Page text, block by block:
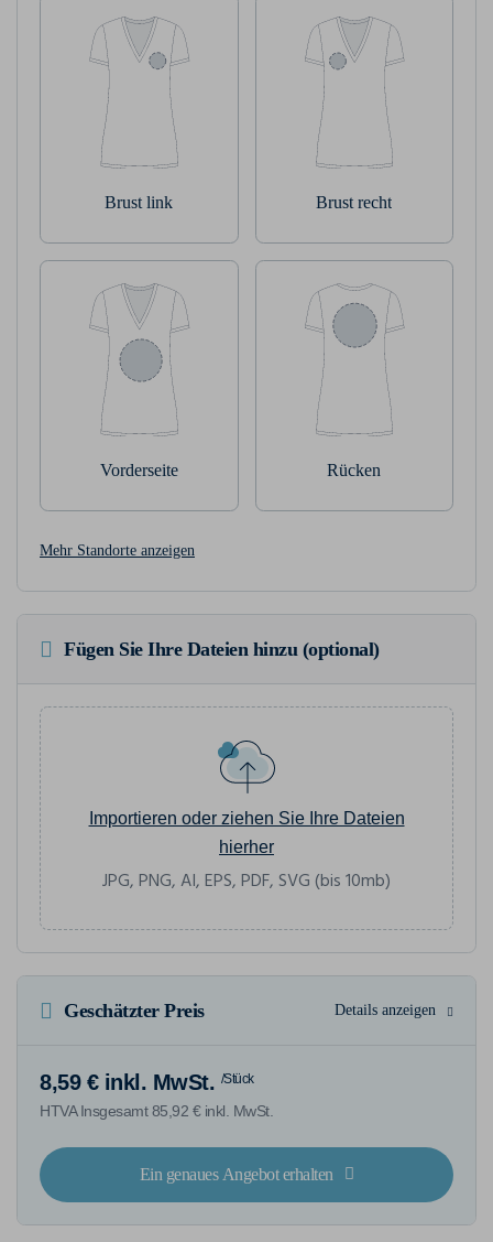
Brust link Brust recht
Vorderseite Rücken
Mehr Standorte anzeigen
Fügen Sie Ihre Dateien hinzu (optional)
Importieren oder ziehen Sie Ihre Dateien
hierher
JPG, PNG, AI, EPS, PDF, SVG (bis 10mb)
Geschätzter Preis Details anzeigen
8,59 € inkl. MwSt. /Stück
HTVA Insgesamt 85,92 € inkl. MwSt.
Ein genaues Angebot erhalten